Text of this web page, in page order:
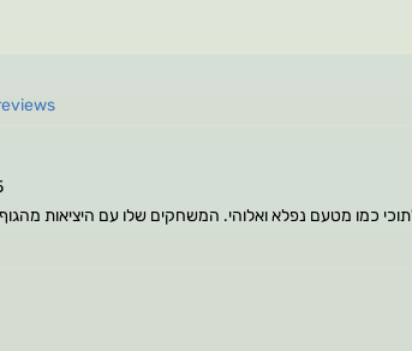
כמו מטעם נפלא ואלוהי. המשחקים שלו עם היציאות